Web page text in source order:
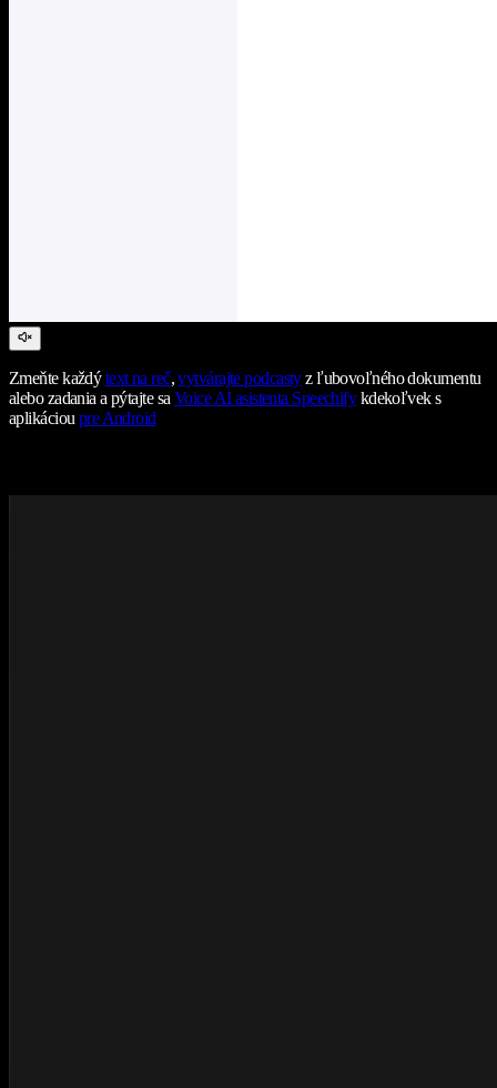
Zmeňte každýtext na reč,vytvárajte podcastyz ľubovoľného dokumentu
alebo zadania a pýtajte saVoice AI asistenta Speechifykdekoľvek s
aplikácioupre Android